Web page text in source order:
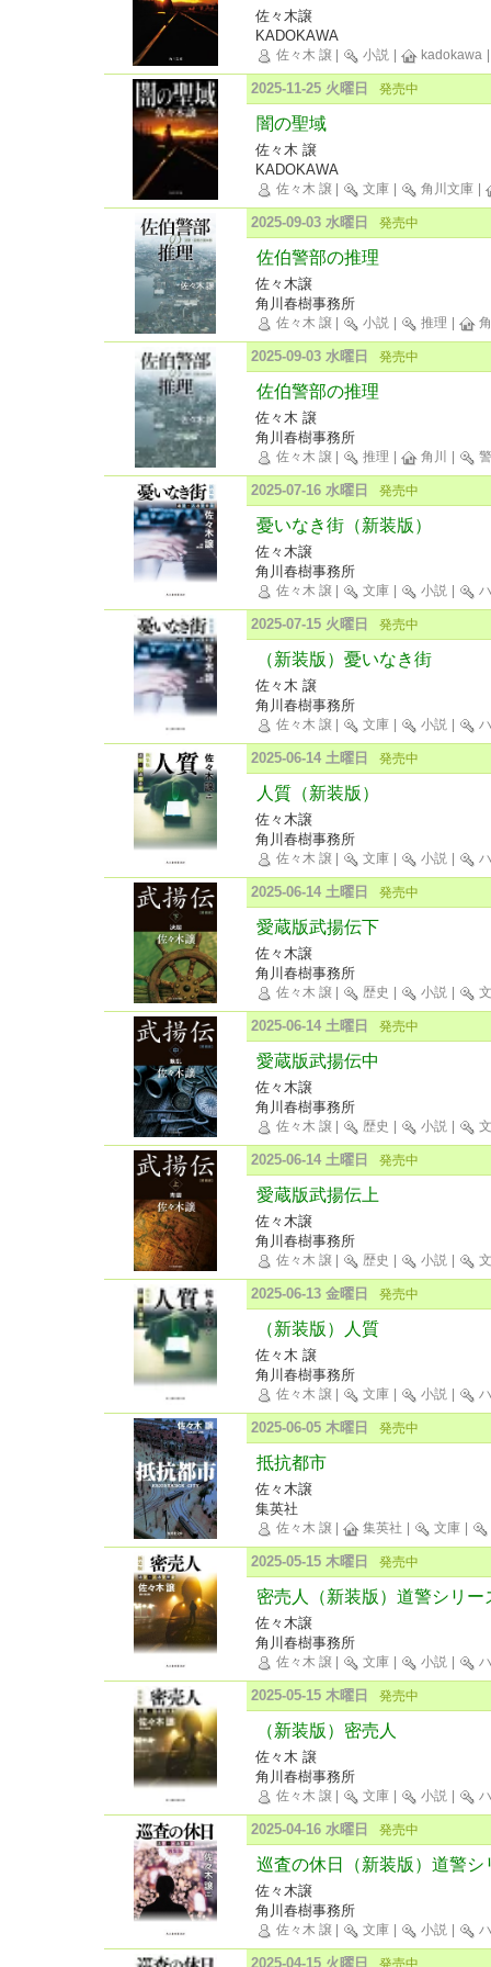
佐々木譲
KADOKAWA
佐々木 譲 小説 kadokawa
2025-11-25 火曜日 発売中
闇の聖域
佐々木 譲
KADOKAWA
佐々木 譲 文庫 角川文庫
2025-09-03 水曜日 発売中
佐伯警部の推理
佐々木譲
角川春樹事務所
佐々木 譲 小説 推理
2025-09-03 水曜日 発売中
佐伯警部の推理
佐々木 譲
角川春樹事務所
佐々木 譲 推理 角川
2025-07-16 水曜日 発売中
憂いなき街（新装版）
佐々木譲
角川春樹事務所
佐々木 譲 文庫 小説
2025-07-15 火曜日 発売中
（新装版）憂いなき街
佐々木 譲
角川春樹事務所
佐々木 譲 文庫 小説
2025-06-14 土曜日 発売中
人質（新装版）
佐々木譲
角川春樹事務所
佐々木 譲 文庫 小説
2025-06-14 土曜日 発売中
愛蔵版武揚伝下
佐々木譲
角川春樹事務所
佐々木 譲 歴史 小説
2025-06-14 土曜日 発売中
愛蔵版武揚伝中
佐々木譲
角川春樹事務所
佐々木 譲 歴史 小説
2025-06-14 土曜日 発売中
愛蔵版武揚伝上
佐々木譲
角川春樹事務所
佐々木 譲 歴史 小説
2025-06-13 金曜日 発売中
（新装版）人質
佐々木 譲
角川春樹事務所
佐々木 譲 文庫 小説
2025-06-05 木曜日 発売中
抵抗都市
佐々木譲
集英社
佐々木 譲 集英社 文庫
2025-05-15 木曜日 発売中
密売人（新装版）道警シリー
佐々木譲
角川春樹事務所
佐々木 譲 文庫 小説
2025-05-15 木曜日 発売中
（新装版）密売人
佐々木 譲
角川春樹事務所
佐々木 譲 文庫 小説
2025-04-16 水曜日 発売中
巡査の休日（新装版）道警シ
佐々木譲
角川春樹事務所
佐々木 譲 文庫 小説
2025-04-15 火曜日 発売中